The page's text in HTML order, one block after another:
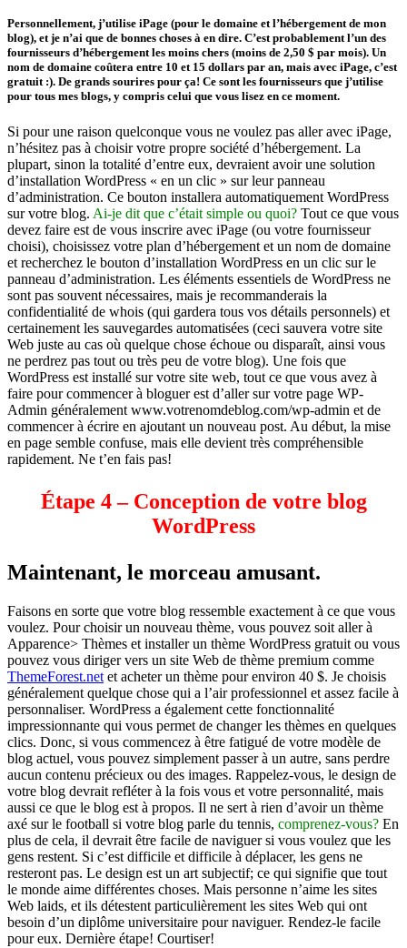
Personnellement, j’utilise iPage (pour le domaine et l’hébergement de mon
blog), et je n’ai que de bonnes choses à en dire. C’est probablement l’un des
fournisseurs d’hébergement les moins chers (moins de 2,50 $ par mois). Un
nom de domaine coûtera entre 10 et 15 dollars par an, mais avec iPage, c’est
gratuit :). De grands sourires pour ça! Ce sont les fournisseurs que j’utilise
pour tous mes blogs, y compris celui que vous lisez en ce moment.
Si pour une raison quelconque vous ne voulez pas aller avec iPage,
n’hésitez pas à choisir votre propre société d’hébergement. La
plupart, sinon la totalité d’entre eux, devraient avoir une solution
d’installation WordPress « en un clic » sur leur panneau
d’administration. Ce bouton installera automatiquement WordPress
sur votre blog. Ai-je dit que c’était simple ou quoi? Tout ce que vous
devez faire est de vous inscrire avec iPage (ou votre fournisseur
choisi), choisissez votre plan d’hébergement et un nom de domaine
et recherchez le bouton d’installation WordPress en un clic sur le
panneau d’administration. Les éléments essentiels de WordPress ne
sont pas souvent nécessaires, mais je recommanderais la
confidentialité de whois (qui gardera tous vos détails personnels) et
certainement les sauvegardes automatisées (ceci sauvera votre site
Web juste au cas où quelque chose échoue ou disparaît, ainsi vous
ne perdrez pas tout ou très peu de votre blog). Une fois que
WordPress est installé sur votre site web, tout ce que vous avez à
faire pour commencer à bloguer est d’aller sur votre page WP-
Admin généralement www.votrenomdeblog.com/wp-admin et de
commencer à écrire en ajoutant un nouveau post. Au début, la mise
en page semble confuse, mais elle devient très compréhensible
rapidement. Ne t’en fais pas!
Étape 4 – Conception de votre blog
WordPress
Maintenant, le morceau amusant.
Faisons en sorte que votre blog ressemble exactement à ce que vous
voulez. Pour choisir un nouveau thème, vous pouvez soit aller à
Apparence> Thèmes et installer un thème WordPress gratuit ou vous
pouvez vous diriger vers un site Web de thème premium comme
ThemeForest.net et acheter un thème pour environ 40 $. Je choisis
généralement quelque chose qui a l’air professionnel et assez facile à
personnaliser. WordPress a également cette fonctionnalité
impressionnante qui vous permet de changer les thèmes en quelques
clics. Donc, si vous commencez à être fatigué de votre modèle de
blog actuel, vous pouvez simplement passer à un autre, sans perdre
aucun contenu précieux ou des images. Rappelez-vous, le design de
votre blog devrait refléter à la fois vous et votre personnalité, mais
aussi ce que le blog est à propos. Il ne sert à rien d’avoir un thème
axé sur le football si votre blog parle du tennis, comprenez-vous? En
plus de cela, il devrait être facile de naviguer si vous voulez que les
gens restent. Si c’est difficile et difficile à déplacer, les gens ne
resteront pas. Le design est un art subjectif; ce qui signifie que tout
le monde aime différentes choses. Mais personne n’aime les sites
Web laids, et ils détestent particulièrement les sites Web qui ont
besoin d’un diplôme universitaire pour naviguer. Rendez-le facile
pour eux. Dernière étape! Courtiser!